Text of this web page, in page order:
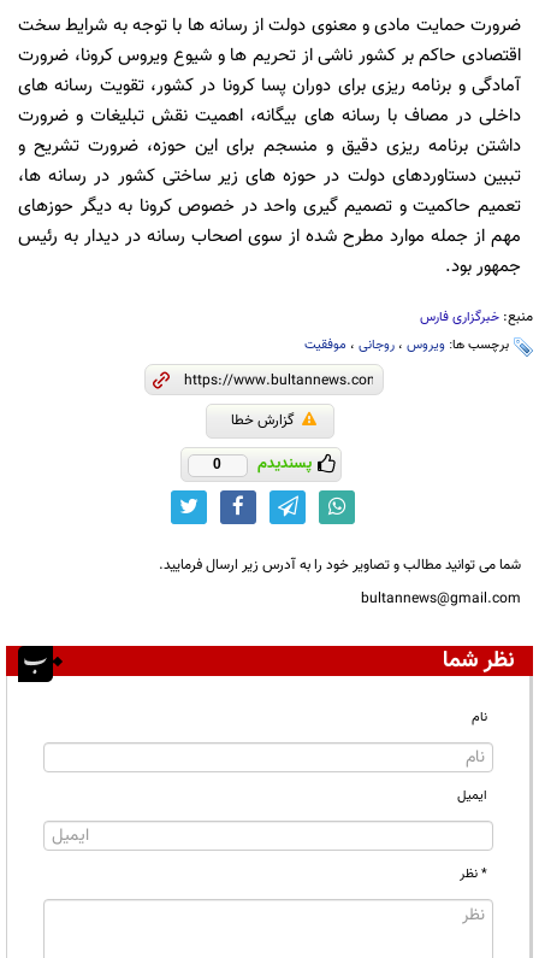
ضرورت حمایت مادی و معنوی دولت از رسانه ها با توجه به شرایط سخت
اقتصادی حاکم بر کشور ناشی از تحریم ها و شیوع ویروس کرونا، ضرورت
آمادگی و برنامه ریزی برای دوران پسا کرونا در کشور، تقویت رسانه های
داخلی در مصاف با رسانه های بیگانه، اهمیت نقش تبلیغات و ضرورت
داشتن برنامه ریزی دقیق و منسجم برای این حوزه، ضرورت تشریح و
تببین دستاوردهای دولت در حوزه های زیر ساختی کشور در رسانه ها،
تعمیم حاکمیت و تصمیم گیری واحد در خصوص کرونا به دیگر حوزهای
مهم از جمله موارد مطرح شده از سوی اصحاب رسانه در دیدار به رئیس
جمهور بود.
منبع: خبرگزاری فارس
برچسب ها: ویروس ، روجانی ، موفقیت
گزارش خطا
پسندیدم 0
شما می توانید مطالب و تصاویر خود را به آدرس زیر ارسال فرمایید.
bultannews@gmail.com
نظر شما
نام
ایمیل
* نظر